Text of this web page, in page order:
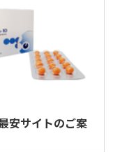
安サイトのご案